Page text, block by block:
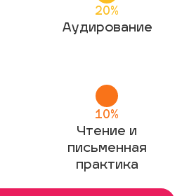
Аудирование
20%
Чтение и
письменная
практика
10%